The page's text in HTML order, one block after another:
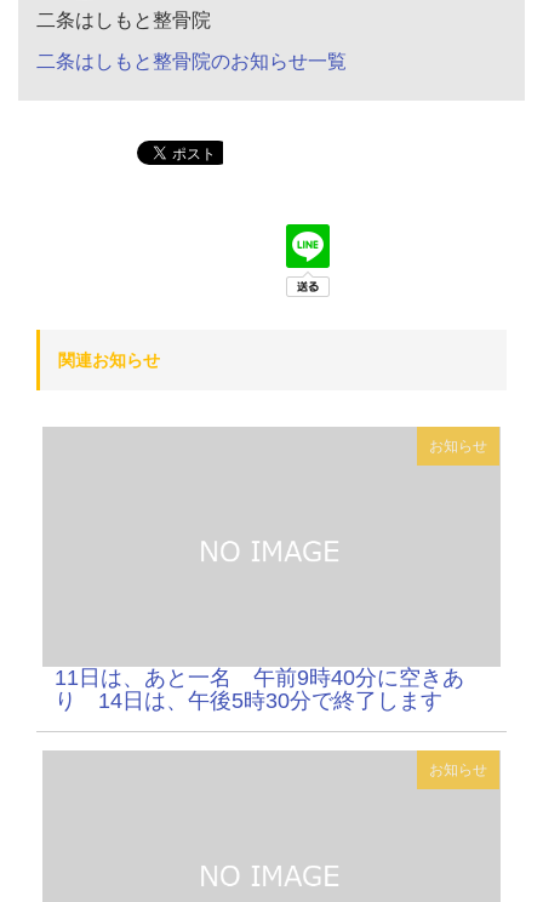
二条はしもと整骨院
二条はしもと整骨院のお知らせ一覧
関連お知らせ
お知らせ
11日は、あと一名 午前9時40分に空きあ
り 14日は、午後5時30分で終了します
お知らせ